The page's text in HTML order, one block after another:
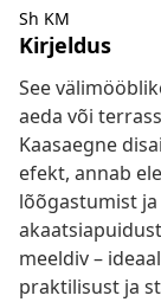
Sh KM
Kirjeldus
See
aeda või
Kaasaegne
efekt, annab
lõõgastumist
meeldiv –
praktilisust ja